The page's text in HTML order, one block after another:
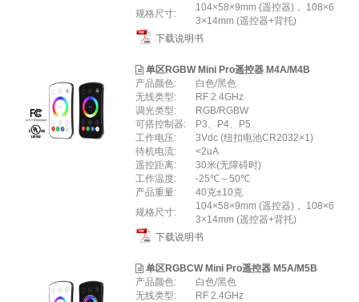
规格尺寸:
104×58×9mm (遥控器)， 108×6
3×14mm (遥控器+背托)
下载说明书
单区RGBW Mini Pro遥控器 M4A/M4B
产品颜色:
白色/黑色
无线类型:
RF 2.4GHz
调光类型:
RGB/RGBW
可搭控制器:
P3、P4、P5
工作电压:
3Vdc (纽扣电池CR2032×1)
待机电流:
<2uA
遥控距离:
30米(无障碍时)
工作温度:
-25℃～50℃
产品重量:
40克±10克
规格尺寸:
104×58×9mm (遥控器)， 108×6
3×14mm (遥控器+背托)
下载说明书
单区RGBCW Mini Pro遥控器 M5A/M5B
产品颜色:
白色/黑色
无线类型:
RF 2.4GHz